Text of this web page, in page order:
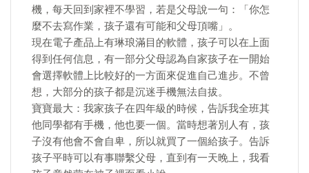
機，每天回到家裡不學習，若是父母說一句：「你怎
麼不去寫作業，孩子還有可能和父母頂嘴」。
現在電子產品上有琳琅滿目的軟體，孩子可以在上面
得到任何信息，有一部分父母認為自家孩子在一開始
會選擇軟體上比較好的一方面來促進自己進步。不曾
想，大部分的孩子都是沉迷手機無法自拔。
寶寶最大：我家孩子在四年級的時候，告訴我全班其
他同學都有手機，他也要一個。當時想著別人有，孩
子沒有他會不會自卑，所以就買了一個給孩子。告訴
孩子平時可以有事聯繫父母，直到有一天晚上，我看